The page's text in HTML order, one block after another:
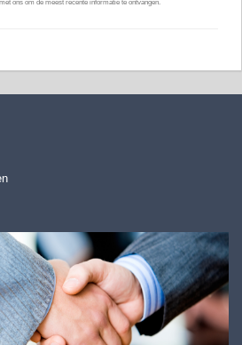
ons om de meest recente informatie te ontvangen.